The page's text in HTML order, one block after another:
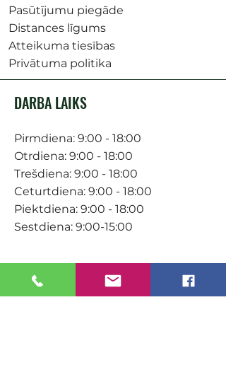
Pasūtījumu piegāde
Distances līgums
Atteikuma tiesības
Privātuma politika
DARBA LAIKS
Pirmdiena: 9:00 - 18:00
Otrdiena: 9:00 - 18:00
Trešdiena: 9:00 - 18:00
Ceturtdiena: 9:00 - 18:00
Piektdiena: 9:00 - 18:00
Sestdiena: 9:00-15:00
KONTAKTI